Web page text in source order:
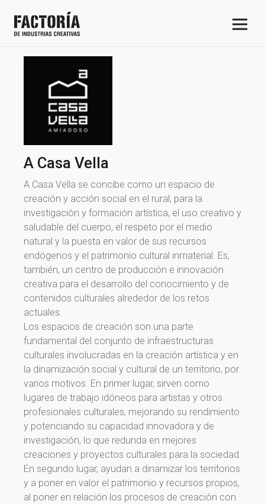
A Casa Vella
A Casa Vella se concibe como un espacio de
creación y acción social en el rural, para la
investigación y formación artística, el uso creativo y
saludable del cuerpo, el respeto por el medio
natural y la puesta en valor de sus recursos
endógenos y el patrimonio cultural inmaterial. Es,
también, un centro de producción e innovación
creativa para el desarrollo del conocimiento y de
contenidos culturales alrededor de los retos
actuales.
Los espacios de creación son una parte
fundamental del conjunto de infraestructuras
culturales involucradas en la creación artística y en
la dinamización social y cultural de un territorio, por
varios motivos. En primer lugar, sirven como
lugares de trabajo idóneos para artistas y otros
profesionales culturales, mejorando su rendimiento
y potenciando su capacidad innovadora y de
investigación, lo que redunda en mejores
creaciones y proyectos culturales para la sociedad.
En segundo lugar, ayudan a dinamizar los territorios
y a poner en valor el patrimonio y recursos propios,
al poner en relación los procesos de creación con